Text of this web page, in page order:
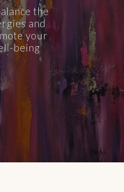
the
and
your
being